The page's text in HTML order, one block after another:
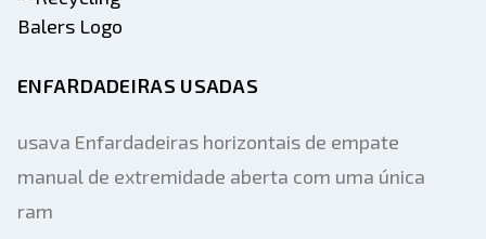
ENFARDADEIRAS USADAS
usava Enfardadeiras horizontais de empate
manual de extremidade aberta com uma única
ram